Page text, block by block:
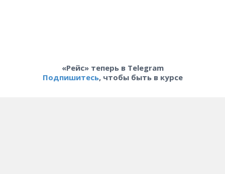
«Рейс» теперь в Telegram
Подпишитесь, чтобы быть в курсе